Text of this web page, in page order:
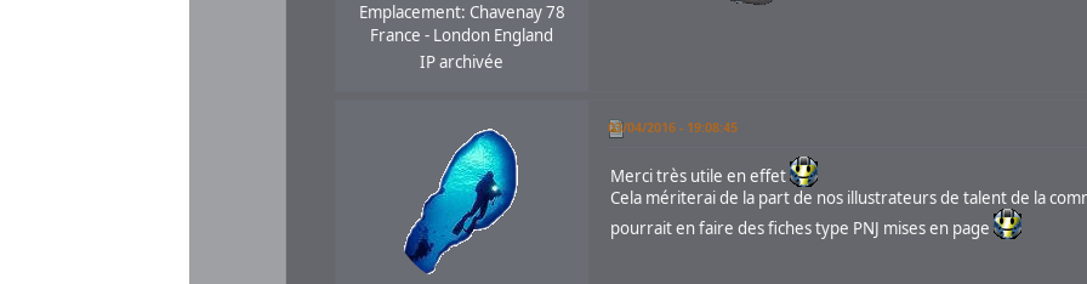
Emplacement: Chavenay 78
France - London England
IP archivée
03/04/2016 - 19:08:45
Merci très utile en effet
Cela mériterai de la part de nos illustrateurs de talent de la
pourrait en faire des fiches type PNJ mises en page